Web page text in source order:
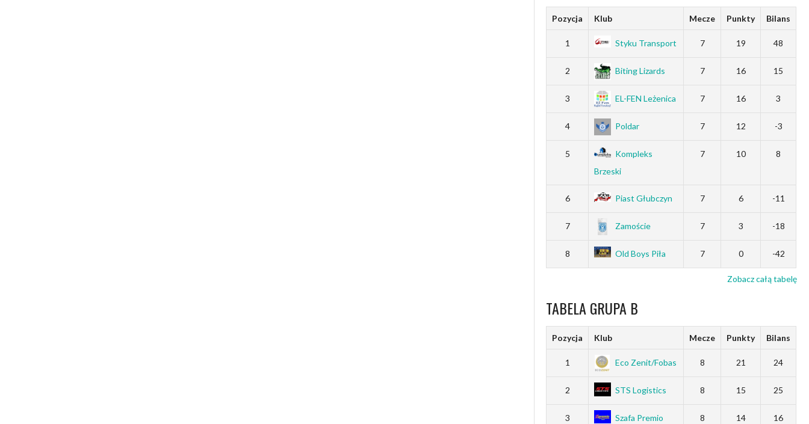
Pozycja Klub Mecze Punkty Bilans
1 Styku Transport 7 19 48
2 Biting Lizards 7 16 15
3 EL-FEN Leżenica 7 16 3
4 Poldar 7 12 -3
5
Kompleks
Brzeski
7 10 8
6 Piast Głubczyn 7 6 -11
7 Zamoście 7 3 -18
8 Old Boys Piła 7 0 -42
Zobacz całą tabelę
TABELA GRUPA B
Pozycja Klub Mecze Punkty Bilans
1 Eco Zenit/Fobas 8 21 24
2 STS Logistics 8 15 25
3
Szafa Premio
8 14 16